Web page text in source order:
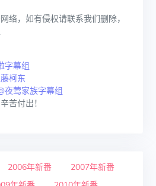
络，如有侵权请联系我们删除，
字幕组
柯东
夜莺家族字幕组
苦付出！
2006年新番
2007年新番